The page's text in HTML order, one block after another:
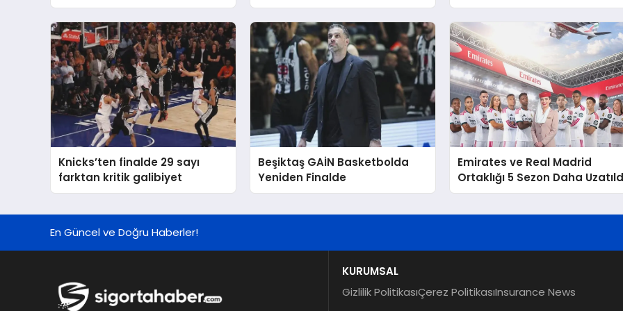
Finalde Magda Linette’e 2-0
Yenilerek Elendi
Öncesi Fenerbahçe Beko’yu
Ziyaret Etti
Knicks’ten finalde 29 sayı
farktan kritik galibiyet
Beşiktaş GAİN Basketbolda
Yeniden Finalde
Emirates ve Real Madrid
Ortaklığı 5 Sezon Daha
En Güncel ve Doğru Haberler!
KURUMSAL
Gizlilik PolitikasıÇerez PolitikasıInsurance News